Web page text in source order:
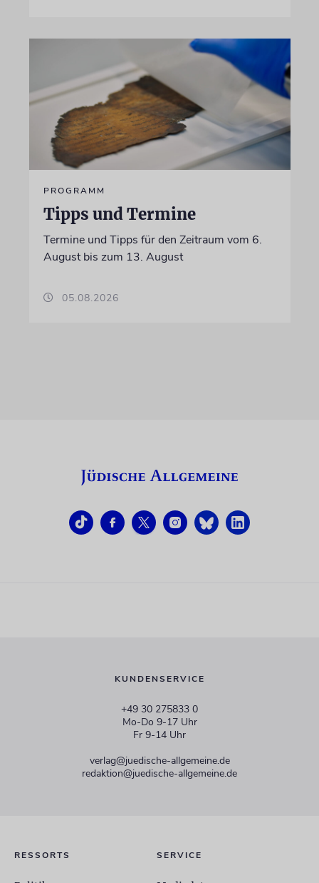
PROGRAMM
Tipps und Termine
Termine und Tipps für den Zeitraum vom 6.
August bis zum 13. August
05.08.2026
KUNDENSERVICE
+49 30 275833 0
Mo-Do 9-17 Uhr
Fr 9-14 Uhr
verlag@juedische-allgemeine.de
redaktion@juedische-allgemeine.de
RESSORTS SERVICE